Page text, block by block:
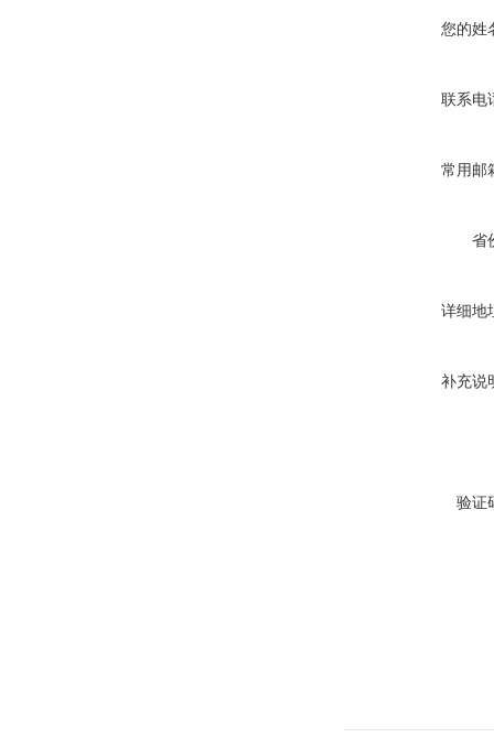
您的姓
联系电
常用邮
省
详细地
补充说
验证